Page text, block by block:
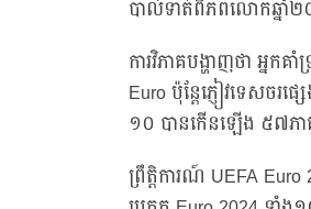
បាល់ទាត់ពិភពលោកឆ្នាំ២០
ការវិភាគបង្ហាញថា អ្ន
Euro ប៉ុន្តែភ្ញៀវទេសចរផ្
១០ បានកើនឡើង ៥៧ភ
ព្រឹត្តិការណ៍ UEFA